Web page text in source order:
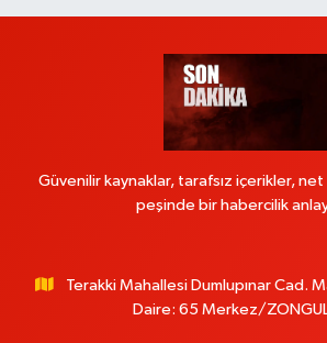
Güvenilir kaynaklar, tarafsız içerikler,
peşinde bir habercilik
Terakki Mahallesi Dumlupınar Cad.
Daire: 65 Merkez/